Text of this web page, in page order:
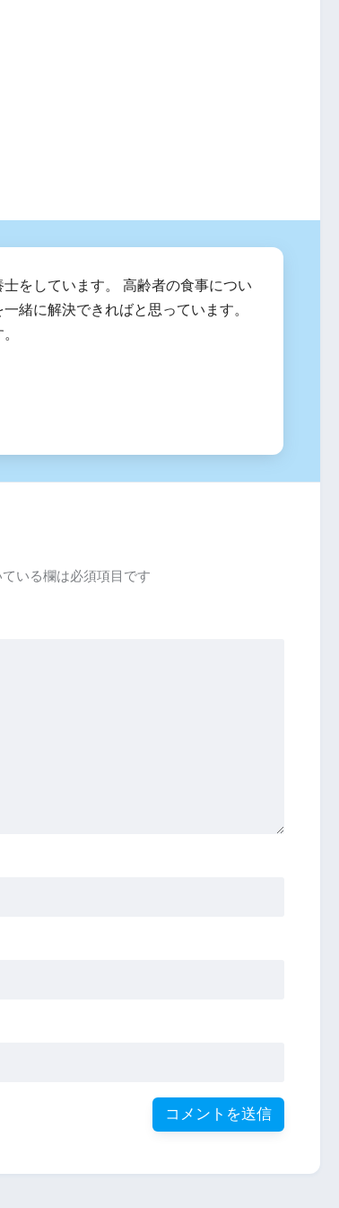
をしています。 高齢者の食事につい
緒に解決できればと思っています。
ている欄は必須項目です